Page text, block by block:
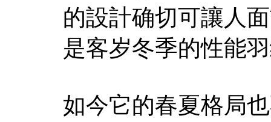
的設計确切可讓人
是客岁冬季的性能
如今它的春夏格局